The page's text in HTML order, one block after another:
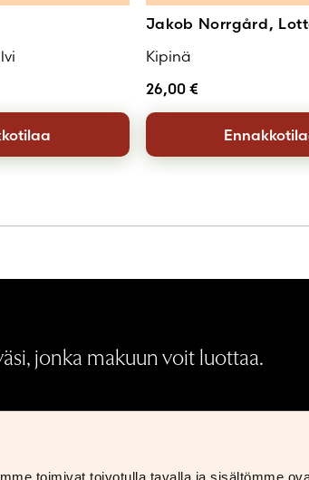
toimivat toivotulla tavalla ja sisältömme
Jakob Norrgård,
Kipinä
26,00 €
jonka makuun voit luottaa.